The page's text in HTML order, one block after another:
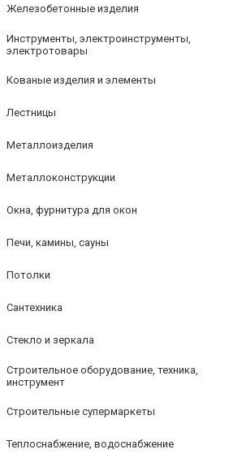
Железобетонные изделия
Инструменты, электроинструменты,
электротовары
Кованые изделия и элементы
Лестницы
Металлоизделия
Металлоконструкции
Окна, фурнитура для окон
Печи, камины, сауны
Потолки
Сантехника
Стекло и зеркала
Строительное оборудование, техника,
инструмент
Строительные супермаркеты
Теплоснабжение, водоснабжение